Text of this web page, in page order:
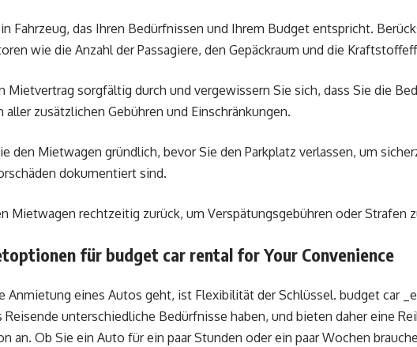
Fahrzeug, das Ihren Bedürfnissen und Ihrem Budget entspricht.
wie die Anzahl der Passagiere, den Gepäckraum und die
Mietvertrag sorgfältig durch und vergewissern Sie sich, dass Sie die
zusätzlichen Gebühren und Einschränkungen.
den Mietwagen gründlich, bevor Sie den Parkplatz verlassen, um
dokumentiert sind.
Mietwagen rechtzeitig zurück, um Verspätungsgebühren oder Strafen
für budget car rental for Your Convenience
Anmietung eines Autos geht, ist Flexibilität der Schlüssel. budget car
Reisende unterschiedliche Bedürfnisse haben, und bieten daher eine
an. Ob Sie ein Auto für ein paar Stunden oder ein paar Wochen